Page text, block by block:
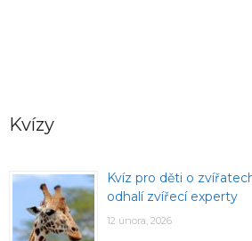
Kvízy
Kvíz pro děti o
odhalí zvířecí experty
12 února, 2026